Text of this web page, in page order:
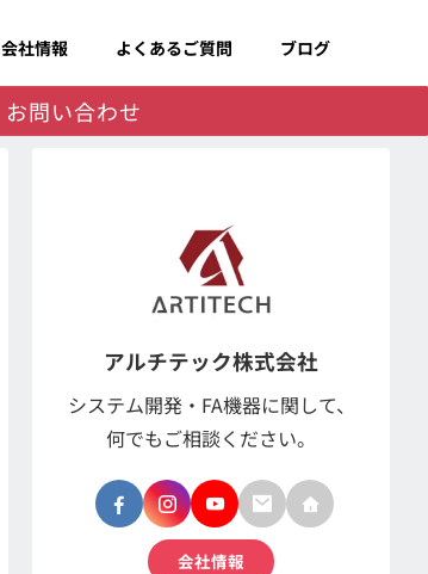
会社情報 よくあるご質問 ブログ
お問い合わせ
アルチテック株式会社
システム開発・FA機器に関して、
何でもご相談ください。
会社情報